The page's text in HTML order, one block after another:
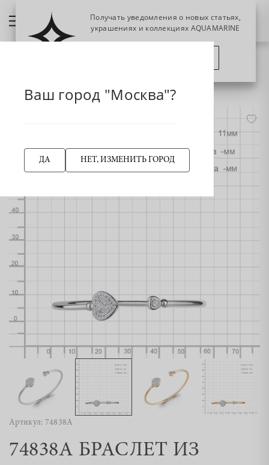
Артикул: 74838А
74838А БРАСЛЕТ ИЗ
Ваш город "Москва"?
ДА НЕТ, ИЗМЕНИТЬ ГОРОД
Получать уведомления о новых статьях,
украшениях и коллекциях AQUAMARINE